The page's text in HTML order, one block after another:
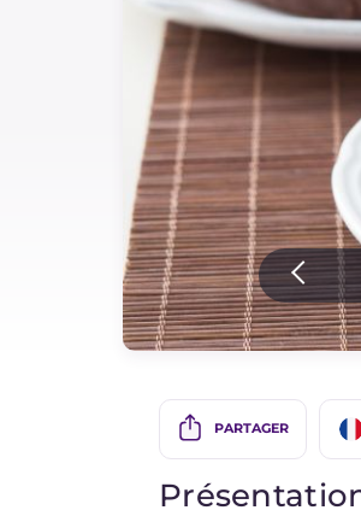
Dernieres recettes
Instagram
YouTube
PARTAGER